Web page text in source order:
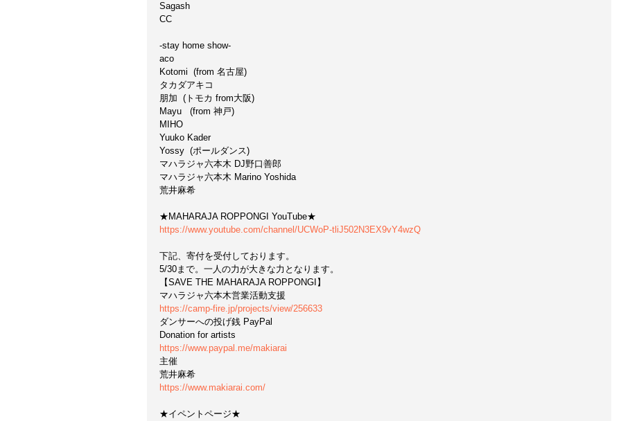
Sagash
CC
-stay home show-
aco
Kotomi  (from 名古屋)
タカダアキコ
朋加  (トモカ from大阪)
Mayu   (from 神戸)
MIHO
Yuuko Kader
Yossy  (ポールダンス)
マハラジャ六本木 DJ野口善郎
マハラジャ六本木 Marino Yoshida
荒井麻希
★MAHARAJA ROPPONGI YouTube★
https://www.youtube.com/channel/UCWoP-tliJ502N3EX9vY4wzQ
下記、寄付を受付しております。
5/30まで。一人の力が大きな力となります。
【SAVE THE MAHARAJA ROPPONGI】
マハラジャ六本木営業活動支援
https://camp-fire.jp/projects/view/256633
ダンサーへの投げ銭 PayPal
Donation for artists
https://www.paypal.me/makiarai
主催
荒井麻希
https://www.makiarai.com/
★イペントページ★